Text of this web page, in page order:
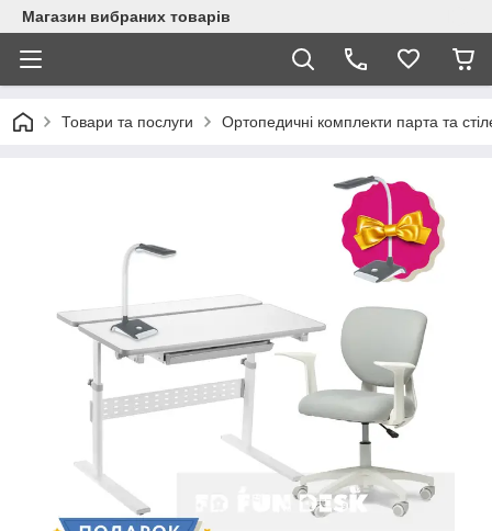
Магазин вибраних товарів
Товари та послуги Ортопедичні комплекти парта та